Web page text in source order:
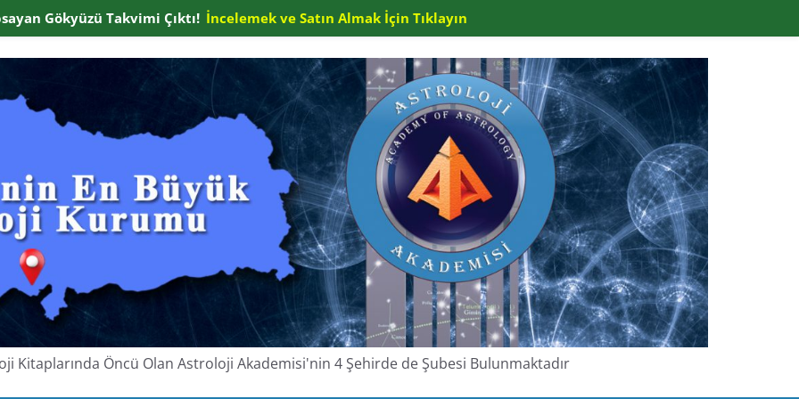
Kitaplarında Öncü Olan Astroloji Akademisi'nin 4 Şehirde de Şubesi Bulunmaktadır
Gökyüzü Takvimi Çıktı! İncelemek ve Satın Almak İçin Tıklayın